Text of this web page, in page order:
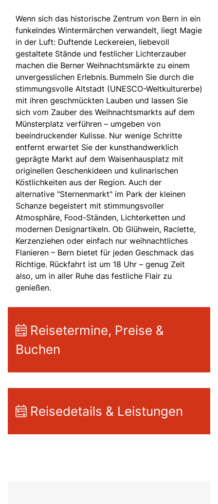
Wenn sich das historische Zentrum von Bern in ein
funkelndes Wintermärchen verwandelt, liegt Magie
in der Luft: Duftende Leckereien, liebevoll
gestaltete Stände und festlicher Lichterzauber
machen die Berner Weihnachtsmärkte zu einem
unvergesslichen Erlebnis. Bummeln Sie durch die
stimmungsvolle Altstadt (UNESCO-Weltkulturerbe)
mit ihren geschmückten Lauben und lassen Sie
sich vom Zauber des Weihnachtsmarkts auf dem
Münsterplatz verführen – umgeben von
beeindruckender Kulisse. Nur wenige Schritte
entfernt erwartet Sie der kunsthandwerklich
geprägte Markt auf dem Waisenhausplatz mit
originellen Geschenkideen und kulinarischen
Köstlichkeiten aus der Region. Auch der
alternative "Sternenmarkt" im Park der kleinen
Schanze begeistert mit stimmungsvoller
Atmosphäre, Food-Ständen, Lichterketten und
modernen Designartikeln. Ob Glühwein, Raclette,
Kerzenziehen oder einfach nur weihnachtliches
Flanieren – Bern bietet für jeden Geschmack das
Richtige. Rückfahrt ist um 18 Uhr – genug Zeit
also, um in aller Ruhe das festliche Flair zu
genießen.
Reisetermine, Preise &
Buchen
Reisedetails & Leistungen